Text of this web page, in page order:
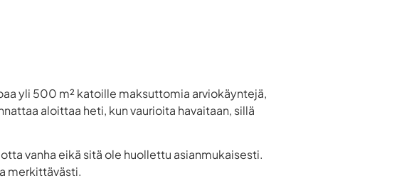
yli 500 m² katoille maksuttomia arviokäyntejä,
aloittaa heti, kun vaurioita havaitaan, sillä
vanha eikä sitä ole huollettu asianmukaisesti.
merkittävästi.